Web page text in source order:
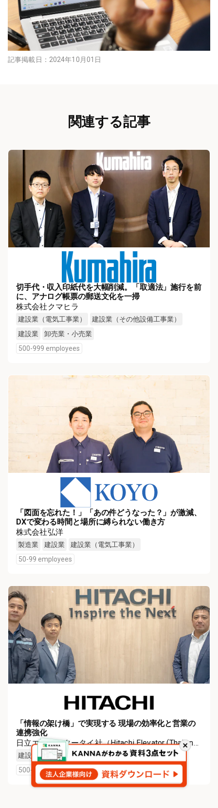
記事掲載日： 2024年10月01日
関連する記事
切手代・収入印紙代を大幅削減。「取適法」施行を前
に、アナログ帳票の郵送文化を一掃
株式会社クマヒラ
建設業（電気工事業）
建設業（その他設備工事業）
建設業
卸売業・小売業
500-999 employees
「図面を忘れた！」「あの件どうなった？」が激減、
DXで変わる時間と場所に縛られない働き方
株式会社弘洋
製造業 建設業
建設業（電気工事業）
50-99 employees
「情報の架け橋」で実現する 現場の効率化と営業の
連携強化
日立エレベータータイ社（Hitachi Elevator (Thailand)
Co., Ltd.）
建設業（電気工事業）
建設業（その他設備工事業）
500-999 employees
閉